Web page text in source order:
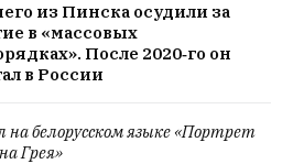
из Пинска осудили за
в «массовых
После 2020‑го он
в России
белорусском языке «Портрет
Грея»